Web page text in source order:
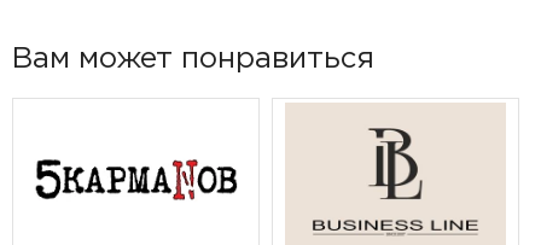
Вам может понравиться